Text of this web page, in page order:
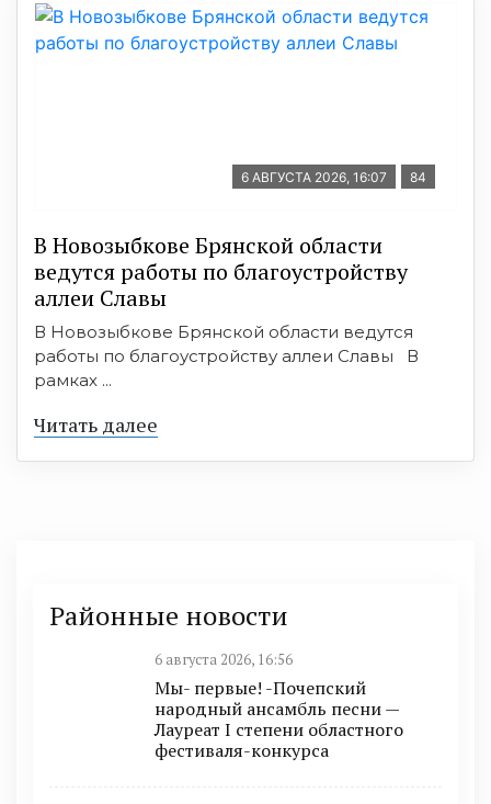
6 АВГУСТА 2026, 16:07 84
В Новозыбкове Брянской области
ведутся работы по благоустройству
аллеи Славы
В Новозыбкове Брянской области ведутся
работы по благоустройству аллеи Славы В
рамках ...
Читать далее
Районные новости
6 августа 2026, 16:56
Мы- первые! -Почепский
народный ансамбль песни —
Лауреат I степени областного
фестиваля-конкурса